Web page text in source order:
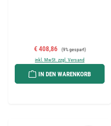
Verkaufspreis:
€ 408,86 Regulärer Preis:
(9% gespart)
inkl. MwSt. zzgl. Versand
IN DEN WARENKORB